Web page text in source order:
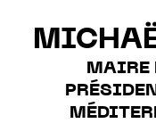
MAIRE